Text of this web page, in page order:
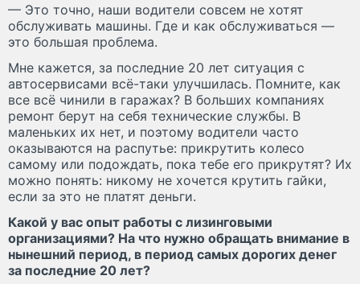
— Это точно, наши водители совсем не хотят
обслуживать машины. Где и как обслуживаться —
это большая проблема.
Мне кажется, за последние 20 лет ситуация с
автосервисами всё-таки улучшилась. Помните, как
все всё чинили в гаражах? В больших компаниях
ремонт берут на себя технические службы. В
маленьких их нет, и поэтому водители часто
оказываются на распутье: прикрутить колесо
самому или подождать, пока тебе его прикрутят? Их
можно понять: никому не хочется крутить гайки,
если за это не платят деньги.
Какой у вас опыт работы с лизинговыми
организациями? На что нужно обращать внимание в
нынешний период, в период самых дорогих денег
за последние 20 лет?